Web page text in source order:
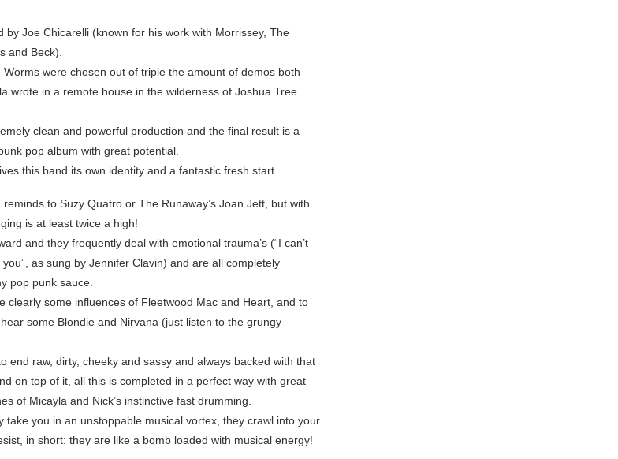
by Joe Chicarelli (known for his work with Morrissey, The
and Beck).
were chosen out of triple the amount of demos both
wrote in a remote house in the wilderness of Joshua Tree
clean and powerful production and the final result is a
pop album with great potential.
this band its own identity and a fantastic fresh start.
to Suzy Quatro or The Runaway’s Joan Jett, but with
is at least twice a high!
and they frequently deal with emotional trauma’s (“I can’t
as sung by Jennifer Clavin) and are all completely
pop punk sauce.
clearly some influences of Fleetwood Mac and Heart, and to
some Blondie and Nirvana (just listen to the grungy
end raw, dirty, cheeky and sassy and always backed with that
on top of it, all this is completed in a perfect way with great
of Micayla and Nick’s instinctive fast drumming.
take you in an unstoppable musical vortex, they crawl into your
in short: they are like a bomb loaded with musical energy!